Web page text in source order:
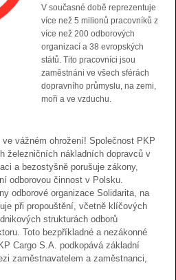
V současné době reprezentuje
více než 5 milionů pracovníků z
více než 200 odborových
organizací a 38 evropských
států. Tito pracovníci jsou
zaměstnáni ve všech sférách
dopravního průmyslu, na zemi,
moři a ve vzduchu.
vážném ohrožení! Společnost PKP
železničních nákladních dopravců v
a bezostyšně porušuje zákony,
odborovou činnost v Polsku.
odborové organizace Solidarita, na
při propouštění, včetně klíčových
strukturách odborů
Toto bezpříkladné a nezákonné
Cargo S.A. podkopává základní
zaměstnavatelem a zaměstnanci,